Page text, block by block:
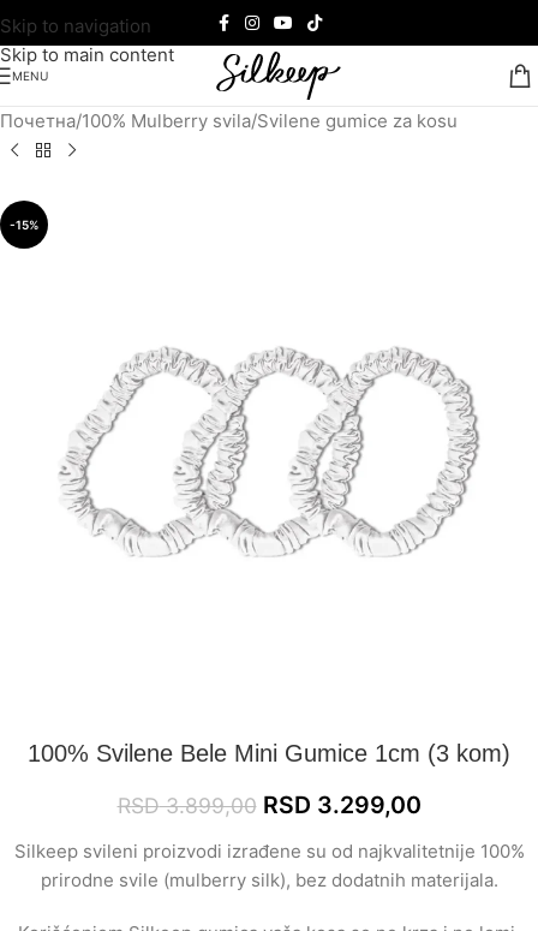
Skip to navigation
Skip to main content
MENU
Почетна/100% Mulberry svila/Svilene gumice za kosu
-15%
100% Svilene Bele Mini Gumice 1cm (3 kom)
RSD3.899,00 RSD 3.299,00
Silkeep svileni proizvodi izrađene su od najkvalitetnije 100%
prirodne svile (mulberry silk), bez dodatnih materijala.